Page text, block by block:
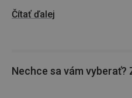
Vsadiť môžete aj na klasické
Čítať ďalej
Nechce sa vám